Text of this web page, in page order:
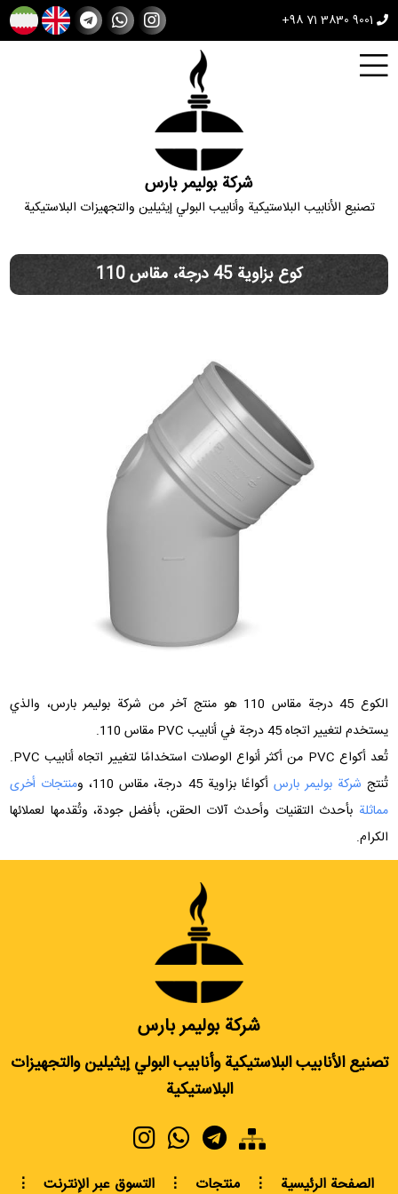
+98 71 3830 9001
شركة بوليمر بارس
تصنيع الأنابيب البلاستيكية وأنابيب البولي إيثيلين والتجهيزات البلاستيكية
كوع بزاوية 45 درجة، مقاس 110
الكوع 45 درجة مقاس 110 هو منتج آخر من شركة بوليمر بارس، والذي
يستخدم لتغيير اتجاه 45 درجة في أنابيب PVC مقاس 110.
تُعد أكواع PVC من أكثر أنواع الوصلات استخدامًا لتغيير اتجاه أنابيب PVC.
تُنتج شركة بوليمر بارس أكواعًا بزاوية 45 درجة، مقاس 110، و
منتجات أخرى
مماثلة بأحدث التقنيات وأحدث آلات الحقن، بأفضل جودة، وتُقدمها لعملائها
الكرام.
شركة بوليمر بارس
تصنيع الأنابيب البلاستيكية وأنابيب البولي إيثيلين والتجهيزات
البلاستيكية
الصفحة الرئيسية ⋮ منتجات ⋮ التسوق عبر الإنترنت ⋮